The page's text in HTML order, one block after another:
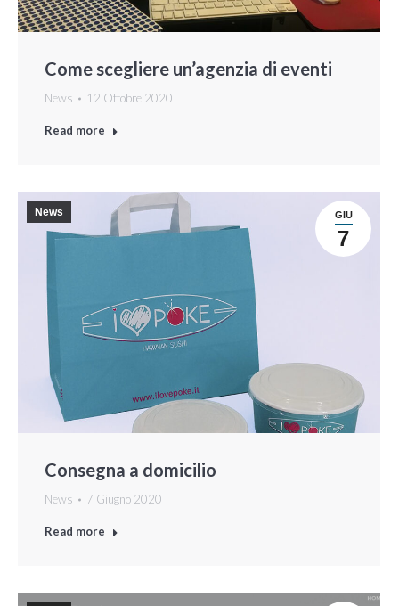
Come scegliere un’agenzia di eventi
News 12 Ottobre 2020
Read more
GIU
7
News
Consegna a domicilio
News 7 Giugno 2020
Read more